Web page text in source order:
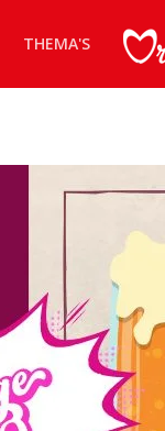
THEMA'S